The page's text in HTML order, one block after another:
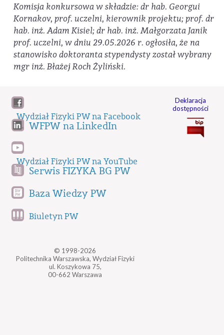
Komisja konkursowa w składzie: dr hab. Georgui
Kornakov, prof. uczelni, kierownik projektu; prof. dr
hab. inż. Adam Kisiel; dr hab. inż. Małgorzata Janik
prof. uczelni, w dniu 29.05.2026 r. ogłosiła, że na
stanowisko doktoranta stypendysty został wybrany
mgr inż. Błażej Roch Żyliński.
Wydział Fizyki PW na Facebook
WFPW na LinkedIn
Wydział Fizyki PW na YouTube
Serwis FIZYKA BG PW
Baza Wiedzy PW
Biuletyn PW
© 1998-2026
Politechnika Warszawska, Wydział Fizyki
ul. Koszykowa 75,
00-662 Warszawa
Deklaracja
dostępności